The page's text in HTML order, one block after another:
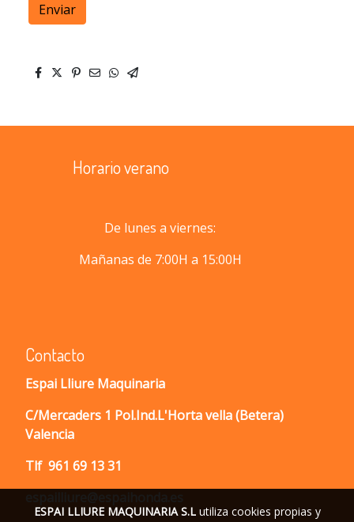
Enviar
Horario verano
De lunes a viernes:
Mañanas de 7:00H a 15:00H
Contacto
Espai Lliure Maquinaria
C/Mercaders 1 Pol.Ind.L'Horta vella (Betera)
Valencia
Tlf 961 69 13 31
ESPAI LLIURE MAQUINARIA S.Lutiliza cookies propias y